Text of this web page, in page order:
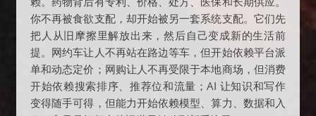
你不再被食欲支配，却开始被另一套系统支配。它们先
把人从旧摩擦里解放出来，然后自己变成新的生活前
提。网约车让人不再站在路边等车，但开始依赖平台派
单和动态定价；网购让人不再受限于本地商场，但消费
开始依赖搜索排序、推荐位和流量；AI 让知识和写作
变得随手可得，但能力开始依赖模型、算力、数据和入